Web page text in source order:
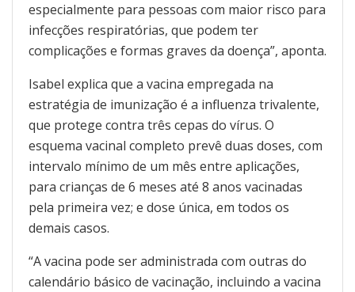
especialmente para pessoas com maior risco para
infecções respiratórias, que podem ter
complicações e formas graves da doença”, aponta.
Isabel explica que a vacina empregada na
estratégia de imunização é a influenza trivalente,
que protege contra três cepas do vírus. O
esquema vacinal completo prevê duas doses, com
intervalo mínimo de um mês entre aplicações,
para crianças de 6 meses até 8 anos vacinadas
pela primeira vez; e dose única, em todos os
demais casos.
“A vacina pode ser administrada com outras do
calendário básico de vacinação, incluindo a vacina